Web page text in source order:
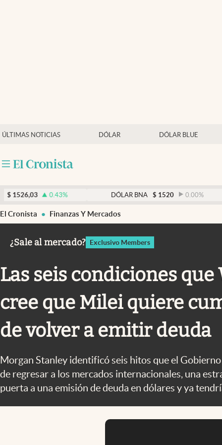
ÚLTIMAS NOTICIAS DÓLAR DÓLAR BLUE
Mercados Online
Clase
Clima
Eventos Corporativos
El Cronista Studio
abre en nueva pestaña
0.43 % DÓLAR BNA $ 1520 0.00 %
El Cronista Finanzas Y Mercados
¿Sale al mercado? Exclusivo Members
Las seis condiciones que
cree que Milei quiere
de volver a emitir deuda
Morgan Stanley identificó seis hitos que el
de regresar a los mercados internacionales, una
puerta a una emisión de deuda en dólares y ya